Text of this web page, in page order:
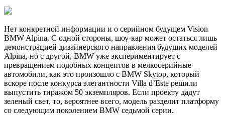
Нет конкретной информации и о серийном будущем Vision
BMW Alpina. С одной стороны, шоу-кар может остаться лишь
демонстрацией дизайнерского направления будущих моделей
Alpina, но с другой, BMW уже экспериментирует с
превращением подобных концептов в мелкосерийные
автомобили, как это произошло с BMW Skytop, который
вскоре после конкурса элегантности Villa d’Este решили
выпустить тиражом 50 экземпляров. Если проекту дадут
зеленый свет, то, вероятнее всего, модель разделит платформу
со следующим поколением BMW седьмой серии.